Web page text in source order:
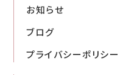
お知らせ
ブログ
プライバシーポリシー